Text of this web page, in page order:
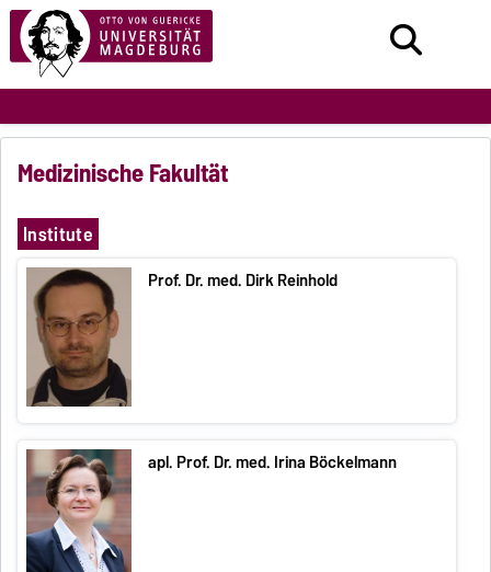
Medizinische Fakultät
Institute
Prof. Dr. med. Dirk Reinhold
apl. Prof. Dr. med. Irina Böckelmann